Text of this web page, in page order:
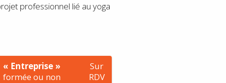
professionnel lié au yoga
« Entreprise »
formée ou non
Sur
RDV